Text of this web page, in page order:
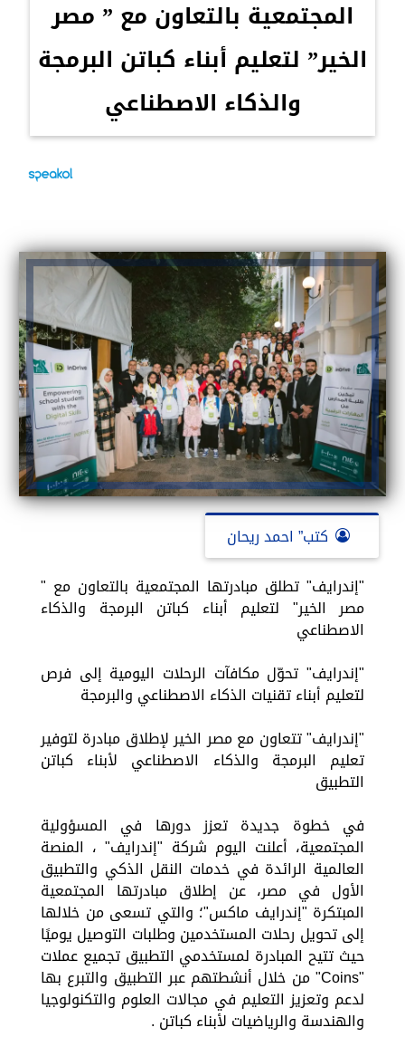
المجتمعية بالتعاون مع ” مصر
الخير” لتعليم أبناء كباتن البرمجة
والذكاء الاصطناعي
كتب” احمد ريحان
"إندرايف" تطلق مبادرتها المجتمعية بالتعاون مع "
مصر الخير" لتعليم أبناء كباتن البرمجة والذكاء
الاصطناعي
"إندرايف" تحوّل مكافآت الرحلات اليومية إلى فرص
لتعليم أبناء تقنيات الذكاء الاصطناعي والبرمجة
"إندرايف" تتعاون مع مصر الخير لإطلاق مبادرة لتوفير
تعليم البرمجة والذكاء الاصطناعي لأبناء كباتن
التطبيق
في خطوة جديدة تعزز دورها في المسؤولية
المجتمعية، أعلنت اليوم شركة "إندرايف" ، المنصة
العالمية الرائدة في خدمات النقل الذكي والتطبيق
الأول في مصر، عن إطلاق مبادرتها المجتمعية
المبتكرة "إندرايف ماكس"؛ والتي تسعى من خلالها
إلى تحويل رحلات المستخدمين وطلبات التوصيل يوميًا
حيث تتيح المبادرة لمستخدمي التطبيق تجميع عملات
"Coins" من خلال أنشطتهم عبر التطبيق والتبرع بها
لدعم وتعزيز التعليم في مجالات العلوم والتكنولوجيا
والهندسة والرياضيات لأبناء كباتن .